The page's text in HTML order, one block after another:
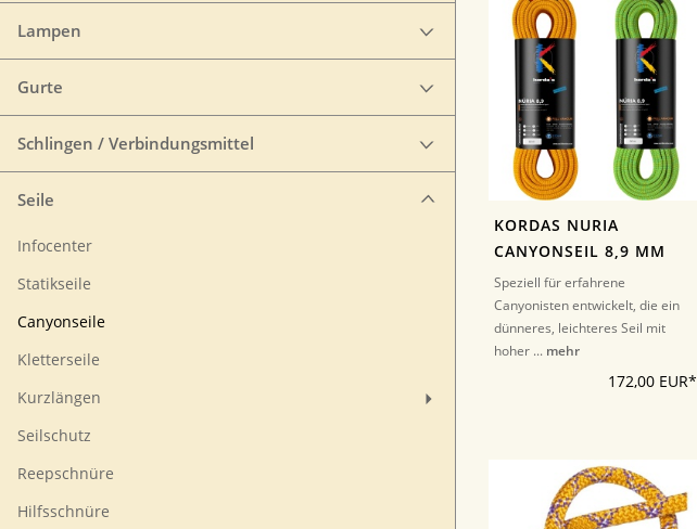
Lampen
Gurte
Schlingen / Verbindungsmittel
Seile
Infocenter
Statikseile
Canyonseile
Kletterseile
Kurzlängen
Seilschutz
Reepschnüre
Hilfsschnüre
KORDAS NURIA
CANYONSEIL 8,9 MM
Speziell für erfahrene
Canyonisten entwickelt, die ein
dünneres, leichteres Seil mit
hoher ... mehr
172,00 EUR*